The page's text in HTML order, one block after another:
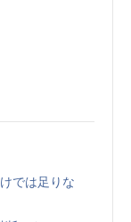
では足りな